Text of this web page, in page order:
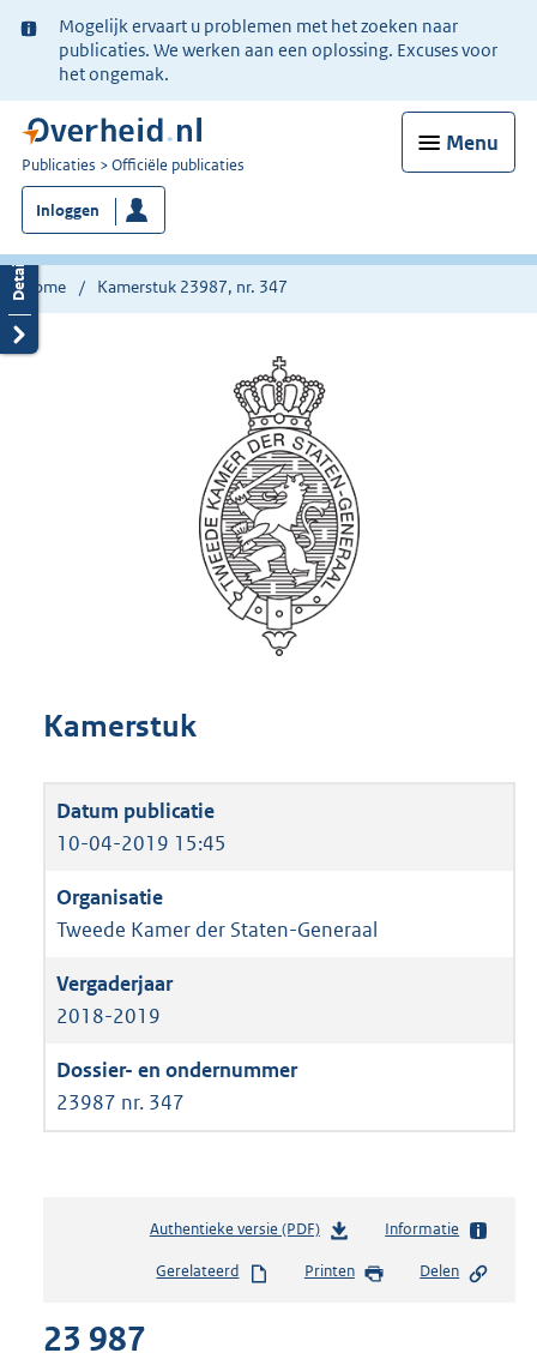
Ter
informatie:
Mogelijk ervaart u problemen met het zoeken naar
publicaties. We werken aan een oplossing. Excuses voor
het ongemak.
Menu
U
bent
nu
hier:
Publicaties Officiële publicaties
Inloggen
Home Kamerstuk 23987, nr. 347
Kamerstuk
10-04-2019 15:45
Tweede Kamer der Staten-Generaal
2018-2019
23987 nr. 347
Authentieke versie (PDF)b
s
Informatie
Gerelateerd Printen Delen
23 987